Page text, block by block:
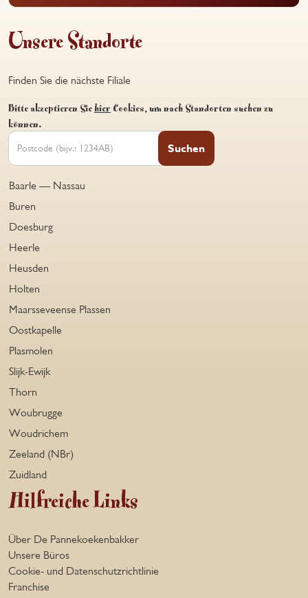
Unsere Standorte
Finden Sie die nächste Filiale
Bitte akzeptieren Sie hier Cookies, um nach Standorten suchen zu
können.
Suchen
Baarle — Nassau
Buren
Doesburg
Heerle
Heusden
Holten
Maarsseveense Plassen
Oostkapelle
Plasmolen
Slijk-Ewijk
Thorn
Woubrugge
Woudrichem
Zeeland (NBr)
Zuidland
Hilfreiche Links
Über De Pannekoekenbakker
Unsere Büros
Cookie- und Datenschutzrichtlinie
Franchise